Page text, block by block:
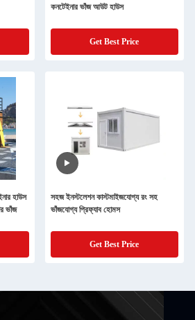
কনটেইনার ভাঁজ আউট হাউস
Get Best Price
হাউস
ভাঁজ
সহজ ইনস্টলেশন কাস্টমাইজযোগ্য রং সহ
ভাঁজযোগ্য প্রিফ্যাব হোমস
Get Best Price